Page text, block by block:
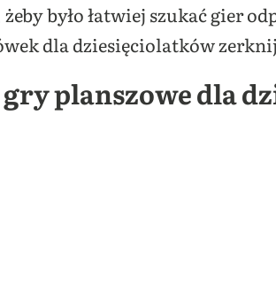
było łatwiej szukać gier
dla dziesięciolatków
gry planszowe dla